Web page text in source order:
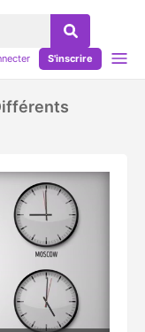
S'inscrire